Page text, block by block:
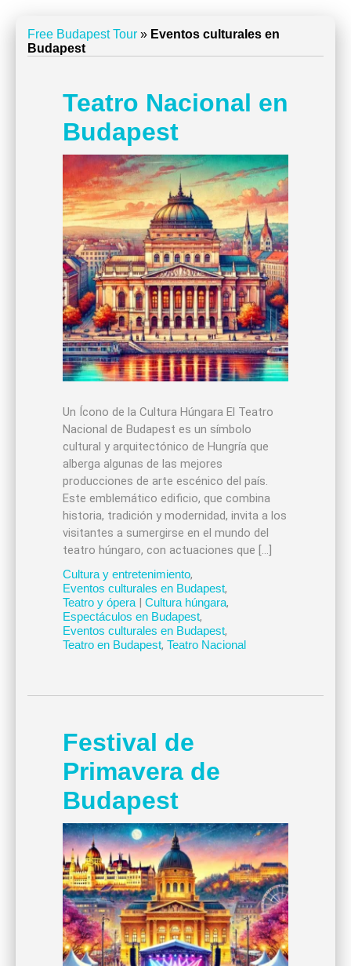
Free Budapest Tour » Eventos culturales en
Budapest
Teatro Nacional en
Budapest
Un Ícono de la Cultura Húngara El Teatro
Nacional de Budapest es un símbolo
cultural y arquitectónico de Hungría que
alberga algunas de las mejores
producciones de arte escénico del país.
Este emblemático edificio, que combina
historia, tradición y modernidad, invita a los
visitantes a sumergirse en el mundo del
teatro húngaro, con actuaciones que […]
Cultura y entretenimiento,
Eventos culturales en Budapest,
Teatro y ópera| Cultura húngara,
Espectáculos en Budapest,
Eventos culturales en Budapest,
Teatro en Budapest, Teatro Nacional
Festival de
Primavera de
Budapest